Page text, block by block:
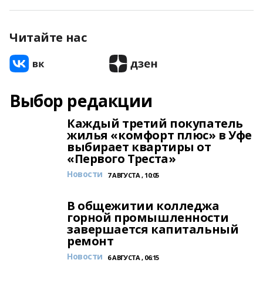
Читайте нас
Выбор редакции
Каждый третий покупатель
жилья «комфорт плюс» в Уфе
выбирает квартиры от
«Первого Треста»
Новости 7 АВГУСТА , 10:05
В общежитии колледжа
горной промышленности
завершается капитальный
ремонт
Новости 6 АВГУСТА , 06:15